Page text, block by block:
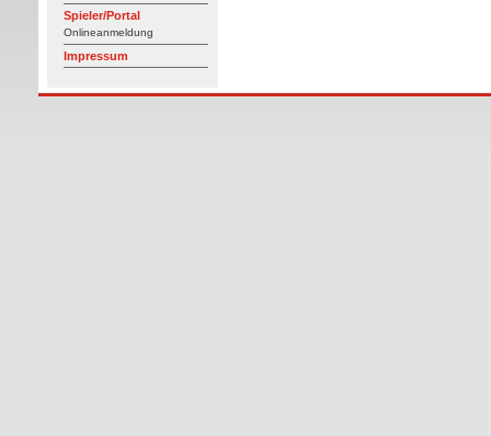
Spieler/Portal
Onlineanmeldung
Impressum